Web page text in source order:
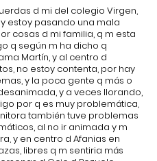
d mi del colegio Virgen,
estoy pasando una mala
cosas d mi familia, q m esta
q según m ha dicho q
Martín, y al centro d
no estoy contenta, por hay
y la poca gente q más o
y a veces llorando,
por q es muy problemática,
también tuve problemas
al no ir animada y m
y en centro d Afanias en
libres q m sentiria más